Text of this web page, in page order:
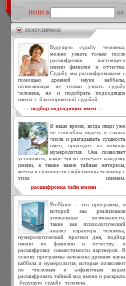
ПОИСК
ПОПУЛЯРНОЕ
Будущую судьбу человека,
можно узнать только после
расшифровки настоящего
имени фамилии и отчества.
Судьбу мы расшифровываем с
помощью древней науки каббалы,
позволяющая не только узнать судьбу
человека, но и подобрать подходящие
имена с благоприятной судьбой.
>> подбор подходящих имен <<
В наше время, когда люди уже
не способны видеть в словах
числа и разгадывать сущность
имен, приходит на помощь
нумерология. Она позволяет
установить, какое число отвечает каждому
имени, а также какие тайные интересы,
мечты и склонности свойственны человеку с
этим именем.
>> расшифровка тайн имени <<
ProName – это программа, в
которой мы реализовали
уникальные возможности,
такие как психологический
анализ характера человека,
нумерологический прогноз дня, подбор
имени по фамилии и отчеству, и
расшифровку совместимости партнеров. В
основу программы заложены древняя наука
каббала и нумерология, которые позволяют
по числовым и алфавитным кодам
расшифровать тайный код имени и раскрыть
будущую судьбу человека.